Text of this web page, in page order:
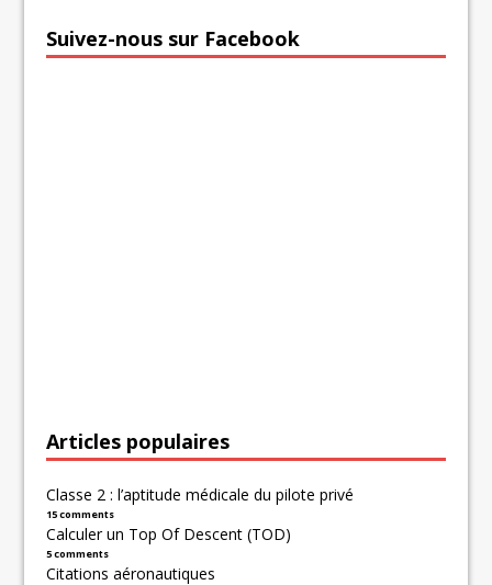
Suivez-nous sur Facebook
Articles populaires
Classe 2 : l’aptitude médicale du pilote privé
15 comments
Calculer un Top Of Descent (TOD)
5 comments
Citations aéronautiques